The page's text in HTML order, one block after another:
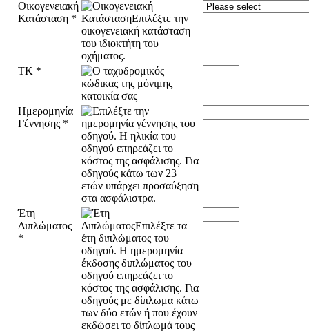
Οικογενειακή
Κατάσταση *
ΤΚ *
Ημερομηνία
Γέννησης *
Έτη
Διπλώματος
*